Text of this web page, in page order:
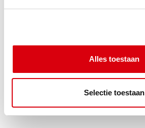
Alles toestaan
Selectie toestaan